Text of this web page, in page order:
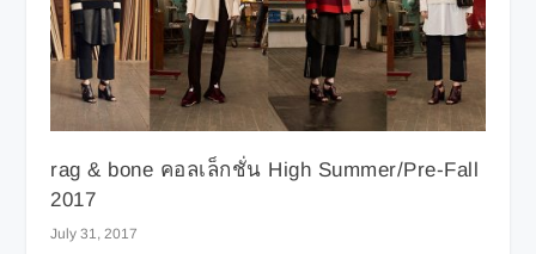
rag & bone คอลเล็กชั่น High Summer/Pre-Fall
2017
July 31, 2017